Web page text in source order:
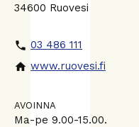
34600 Ruovesi
phone 03 486 111
home www.ruovesi.fi
AVOINNA
Ma-pe 9.00-15.00.